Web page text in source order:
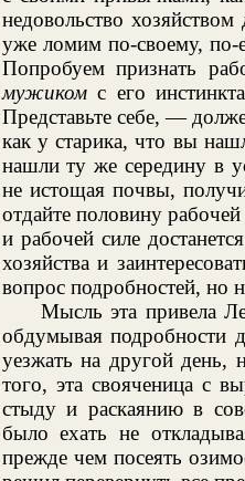
недовольство
уже ломим по-своему, по-
Попробуем признать
мужикомс его
Представьте себе, —
как у старика, что вы
нашли ту же середину в
не истощая почвы,
отдайте половину рабочей
и рабочей силе
хозяйства и
вопрос подробностей, но
Мысль эта привела
обдумывая подробности
уезжать на другой
того, эта свояченица с
стыду и раскаянию в
было ехать не
прежде чем посеять